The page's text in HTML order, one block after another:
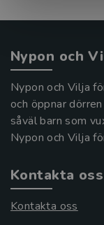
Nypon och
Nypon och Vilja
och öppnar
såväl barn som
Nypon och Vilja
Kontakta oss
Kontakta oss